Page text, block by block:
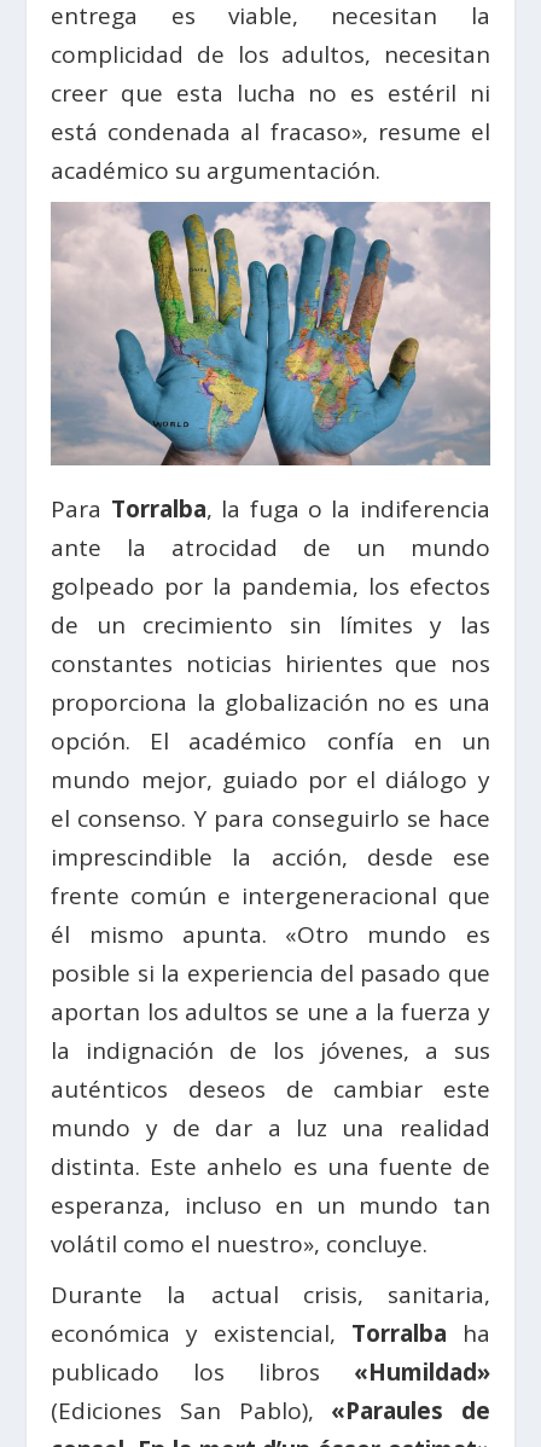
entrega es viable, necesitan la
complicidad de los adultos, necesitan
creer que esta lucha no es estéril ni
está condenada al fracaso», resume el
académico su argumentación.
Para Torralba, la fuga o la indiferencia
ante la atrocidad de un mundo
golpeado por la pandemia, los efectos
de un crecimiento sin límites y las
constantes noticias hirientes que nos
proporciona la globalización no es una
opción. El académico confía en un
mundo mejor, guiado por el diálogo y
el consenso. Y para conseguirlo se hace
imprescindible la acción, desde ese
frente común e intergeneracional que
él mismo apunta. «Otro mundo es
posible si la experiencia del pasado que
aportan los adultos se une a la fuerza y
la indignación de los jóvenes, a sus
auténticos deseos de cambiar este
mundo y de dar a luz una realidad
distinta. Este anhelo es una fuente de
esperanza, incluso en un mundo tan
volátil como el nuestro», concluye.
Durante la actual crisis, sanitaria,
económica y existencial, Torralba ha
publicado los libros «Humildad»
(Ediciones San Pablo), «Paraules de